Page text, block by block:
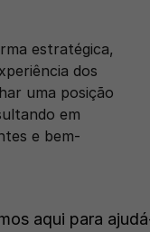
estratégica,
dos
uma posição
em
e bem-
aqui para